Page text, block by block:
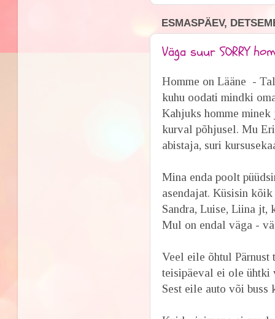
ESMASPÄEV,
Väga suur SORRY
Homme on Lääne -
kuhu oodati mindki
Kahjuks homme
kurval põhjusel. Mu
abistaja, suri
Mina enda poolt
asendajat. Küsisin
Sandra, Luise, Liina jt,
Mul on endal väga -
Veel eile õhtul Pärnust
teisipäeval ei ole ühtki
Sest eile auto või buss